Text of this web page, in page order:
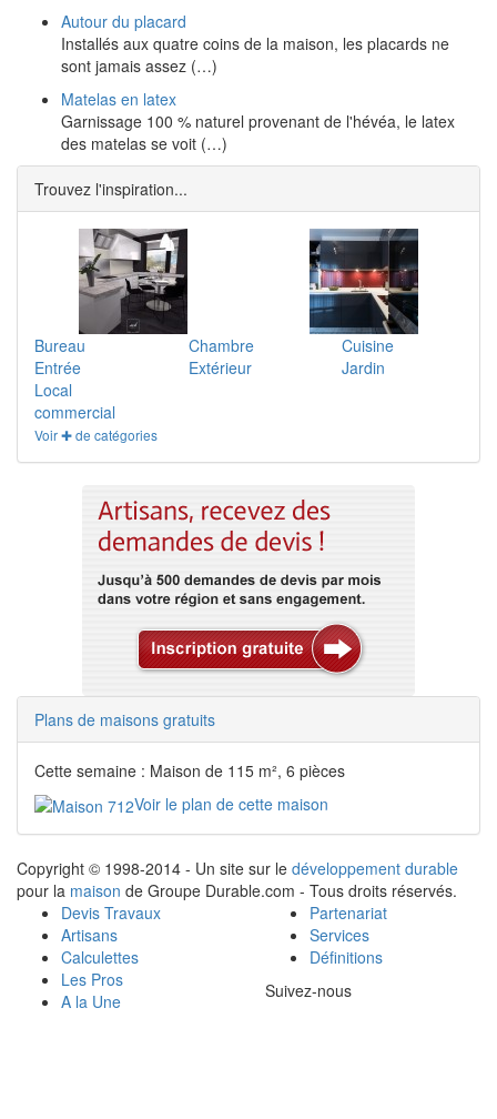
Autour du placard
Installés aux quatre coins de la maison, les placards ne
sont jamais assez (…)
Matelas en latex
Garnissage 100 % naturel provenant de l'hévéa, le latex
des matelas se voit (…)
Trouvez l'inspiration...
Bureau Chambre
Cuisine
Entrée
Extérieur
Jardin
Local
commercial
Voir ✚ de catégories
Plans de maisons gratuits
Cette semaine : Maison de 115 m², 6 pièces
Voir le plan de cette maison
Copyright © 1998-2014 - Un site sur le développement durable
pour la maison de Groupe Durable.com - Tous droits réservés.
Devis Travaux
Artisans
Calculettes
Les Pros
A la Une
Partenariat
Services
Définitions
Suivez-nous